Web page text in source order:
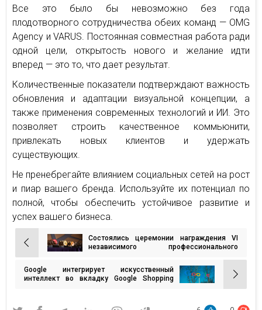
Все это было бы невозможно без года
плодотворного сотрудничества обеих команд — OMG
Agency и VARUS. Постоянная совместная работа ради
одной цели, открытость нового и желание идти
вперед — это то, что дает результат.
Количественные показатели подтверждают важность
обновления и адаптации визуальной концепции, а
также применения современных технологий и ИИ. Это
позволяет строить качественное коммьюнити,
привлекать новых клиентов и удержать
существующих.
Не пренебрегайте влиянием социальных сетей на рост
и пиар вашего бренда. Используйте их потенциал по
полной, чтобы обеспечить устойчивое развитие и
успех вашего бизнеса.
Навигация
по
записям
Состоялись церемонии награждения VI
независимого профессионального
Drinks и отраслевой премии Food Industry
Solutions
Google интегрирует искусственный
интеллект во вкладку Google Shopping